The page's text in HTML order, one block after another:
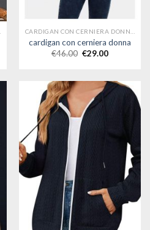
cardigan con cerniera donna
€46.00 €29.00